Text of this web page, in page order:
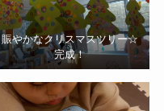
賑やかなクリスマスツリー☆
完成！